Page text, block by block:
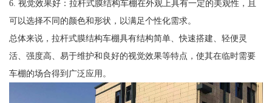
6. 视觉效果好：拉杆式膜结构车棚在外观上具有一定的美观性，且
可以选择不同的颜色和形状，以满足个性化需求。
总体来说，拉杆式膜结构车棚具有结构简单、快速搭建、轻便灵
活、强度高、易于维护和良好的视觉效果等特点，使其在临时需要
车棚的场合得到广泛应用。